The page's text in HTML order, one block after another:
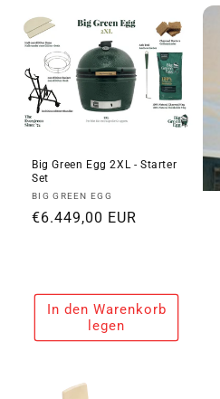
Big Green Egg 2XL - Starter
Set
Anbieter:
BIG GREEN EGG
Normaler
€6.449,00 EUR
In den Warenkorb
legen